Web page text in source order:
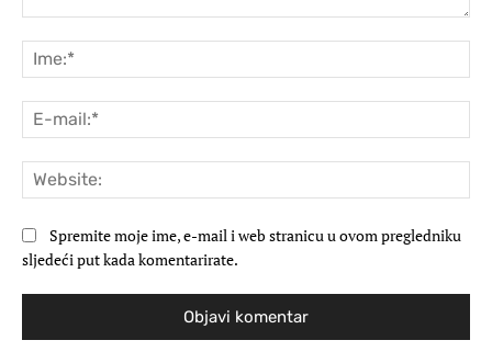
Spremite moje ime, e-mail i web stranicu u ovom pregledniku
sljedeći put kada komentarirate.